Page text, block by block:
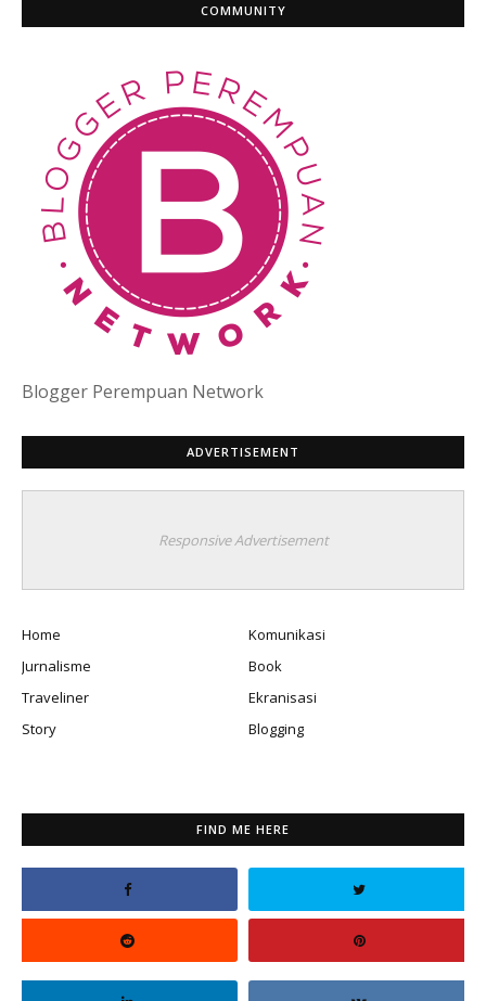
COMMUNITY
Blogger Perempuan Network
ADVERTISEMENT
Responsive Advertisement
Home
Komunikasi
Jurnalisme
Book
Traveliner
Ekranisasi
Story
Blogging
FIND ME HERE